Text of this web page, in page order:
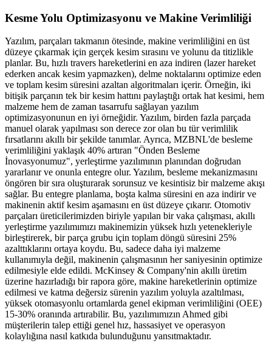
Kesme Yolu Optimizasyonu ve Makine Verimliliği
Yazılım, parçaları takmanın ötesinde, makine verimliliğini en üst
düzeye çıkarmak için gerçek kesim sırasını ve yolunu da titizlikle
planlar. Bu, hızlı travers hareketlerini en aza indiren (lazer hareket
ederken ancak kesim yapmazken), delme noktalarını optimize eden
ve toplam kesim süresini azaltan algoritmaları içerir. Örneğin, iki
bitişik parçanın tek bir kesim hattını paylaştığı ortak hat kesimi, hem
malzeme hem de zaman tasarrufu sağlayan yazılım
optimizasyonunun en iyi örneğidir. Yazılım, birden fazla parçada
manuel olarak yapılması son derece zor olan bu tür verimlilik
fırsatlarını akıllı bir şekilde tanımlar. Ayrıca, MZBNL'de besleme
verimliliğini yaklaşık 40% artıran "Önden Besleme
İnovasyonumuz", yerleştirme yazılımının planından doğrudan
yararlanır ve onunla entegre olur. Yazılım, besleme mekanizmasını
öngören bir sıra oluşturarak sorunsuz ve kesintisiz bir malzeme akışı
sağlar. Bu entegre planlama, boşta kalma süresini en aza indirir ve
makinenin aktif kesim aşamasını en üst düzeye çıkarır. Otomotiv
parçaları üreticilerimizden biriyle yapılan bir vaka çalışması, akıllı
yerleştirme yazılımımızı makinemizin yüksek hızlı yetenekleriyle
birleştirerek, bir parça grubu için toplam döngü süresini 25%
azalttıklarını ortaya koydu. Bu, sadece daha iyi malzeme
kullanımıyla değil, makinenin çalışmasının her saniyesinin optimize
edilmesiyle elde edildi. McKinsey & Company'nin akıllı üretim
üzerine hazırladığı bir rapora göre, makine hareketlerinin optimize
edilmesi ve katma değersiz sürenin yazılım yoluyla azaltılması,
yüksek otomasyonlu ortamlarda genel ekipman verimliliğini (OEE)
15-30% oranında artırabilir. Bu, yazılımımızın Ahmed gibi
müşterilerin talep ettiği genel hız, hassasiyet ve operasyon
kolaylığına nasıl katkıda bulunduğunu yansıtmaktadır.